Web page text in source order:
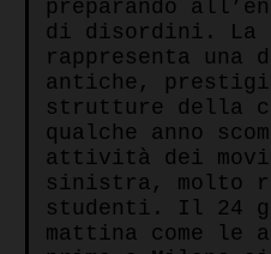
preparando
di disordini. La
rappresenta una
antiche,
strutture della
qualche anno
attività dei
sinistra, molto
studenti. Il 24
mattina come